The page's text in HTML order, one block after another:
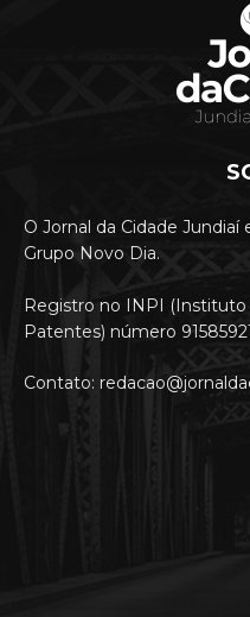
O Jornal da Cidade
Grupo Novo Dia.
Registro no INPI (Instituto
Patentes) número
Contato: